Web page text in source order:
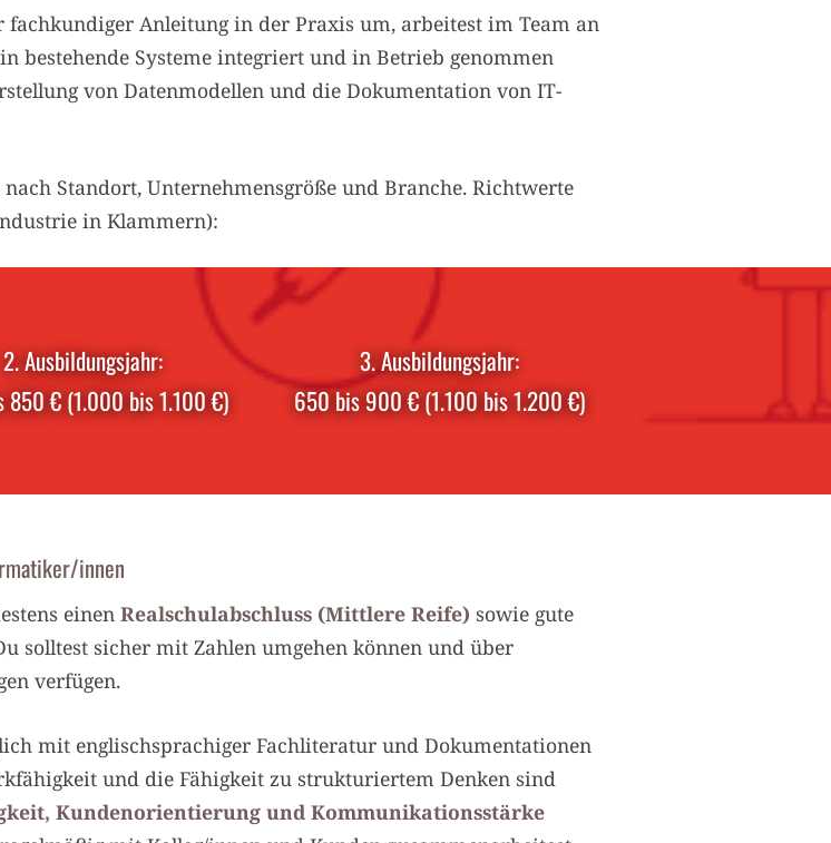
Anleitung in der Praxis um, arbeitest im Team an
bestehende Systeme integriert und in Betrieb genommen
von Datenmodellen und die Dokumentation von IT-
Standort, Unternehmensgröße und Branche. Richtwerte
in Klammern):
2. Ausbildungsjahr:
€ (1.000 bis 1.100 €)
3. Ausbildungsjahr:
650 bis 900 € (1.100 bis 1.200 €)
innen
einen Realschulabschluss (Mittlere Reife) sowie gute
solltest sicher mit Zahlen umgehen können und über
verfügen.
mit englischsprachiger Fachliteratur und Dokumentationen
und die Fähigkeit zu strukturiertem Denken sind
Kundenorientierung und Kommunikationsstärke